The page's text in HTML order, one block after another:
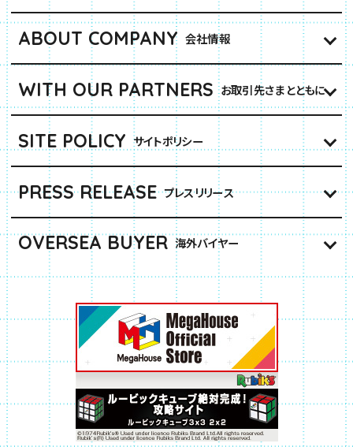
ABOUT COMPANY 会社情報
WITH OUR PARTNERS お取引先さまとともに
SITE POLICY サイトポリシー
PRESS RELEASE プレスリリース
OVERSEA BUYER 海外バイヤー